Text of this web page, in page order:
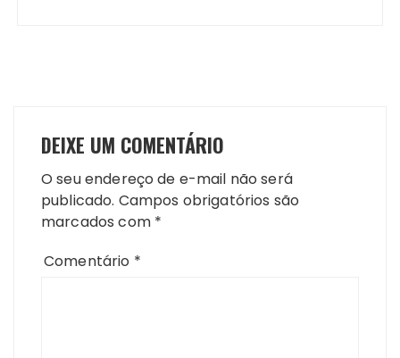
DEIXE UM COMENTÁRIO
O seu endereço de e-mail não será
publicado. Campos obrigatórios são
marcados com *
Comentário *